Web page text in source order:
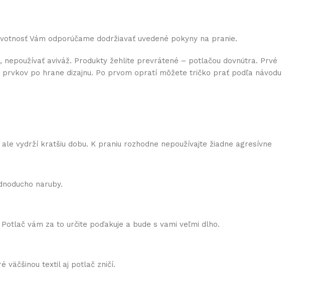
Vám odporúčame dodržiavať uvedené pokyny na pranie.
aviváž. Produkty žehlite prevrátené – potlačou dovnútra. Prvé
po hrane dizajnu. Po prvom opratí môžete tričko prať podľa návodu
vydrží kratšiu dobu. K praniu rozhodne nepoužívajte žiadne agresívne
naruby.
vám za to určite poďakuje a bude s vami veľmi dlho.
väčšinou textil aj potlač zničí.